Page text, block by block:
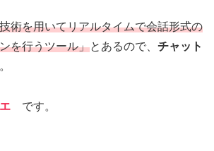
術を用いてリアルタイムで会話形式の
を行うツール」とあるので、 チャット
エ です。